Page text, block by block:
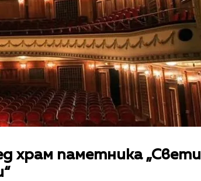
храм паметника „Свети